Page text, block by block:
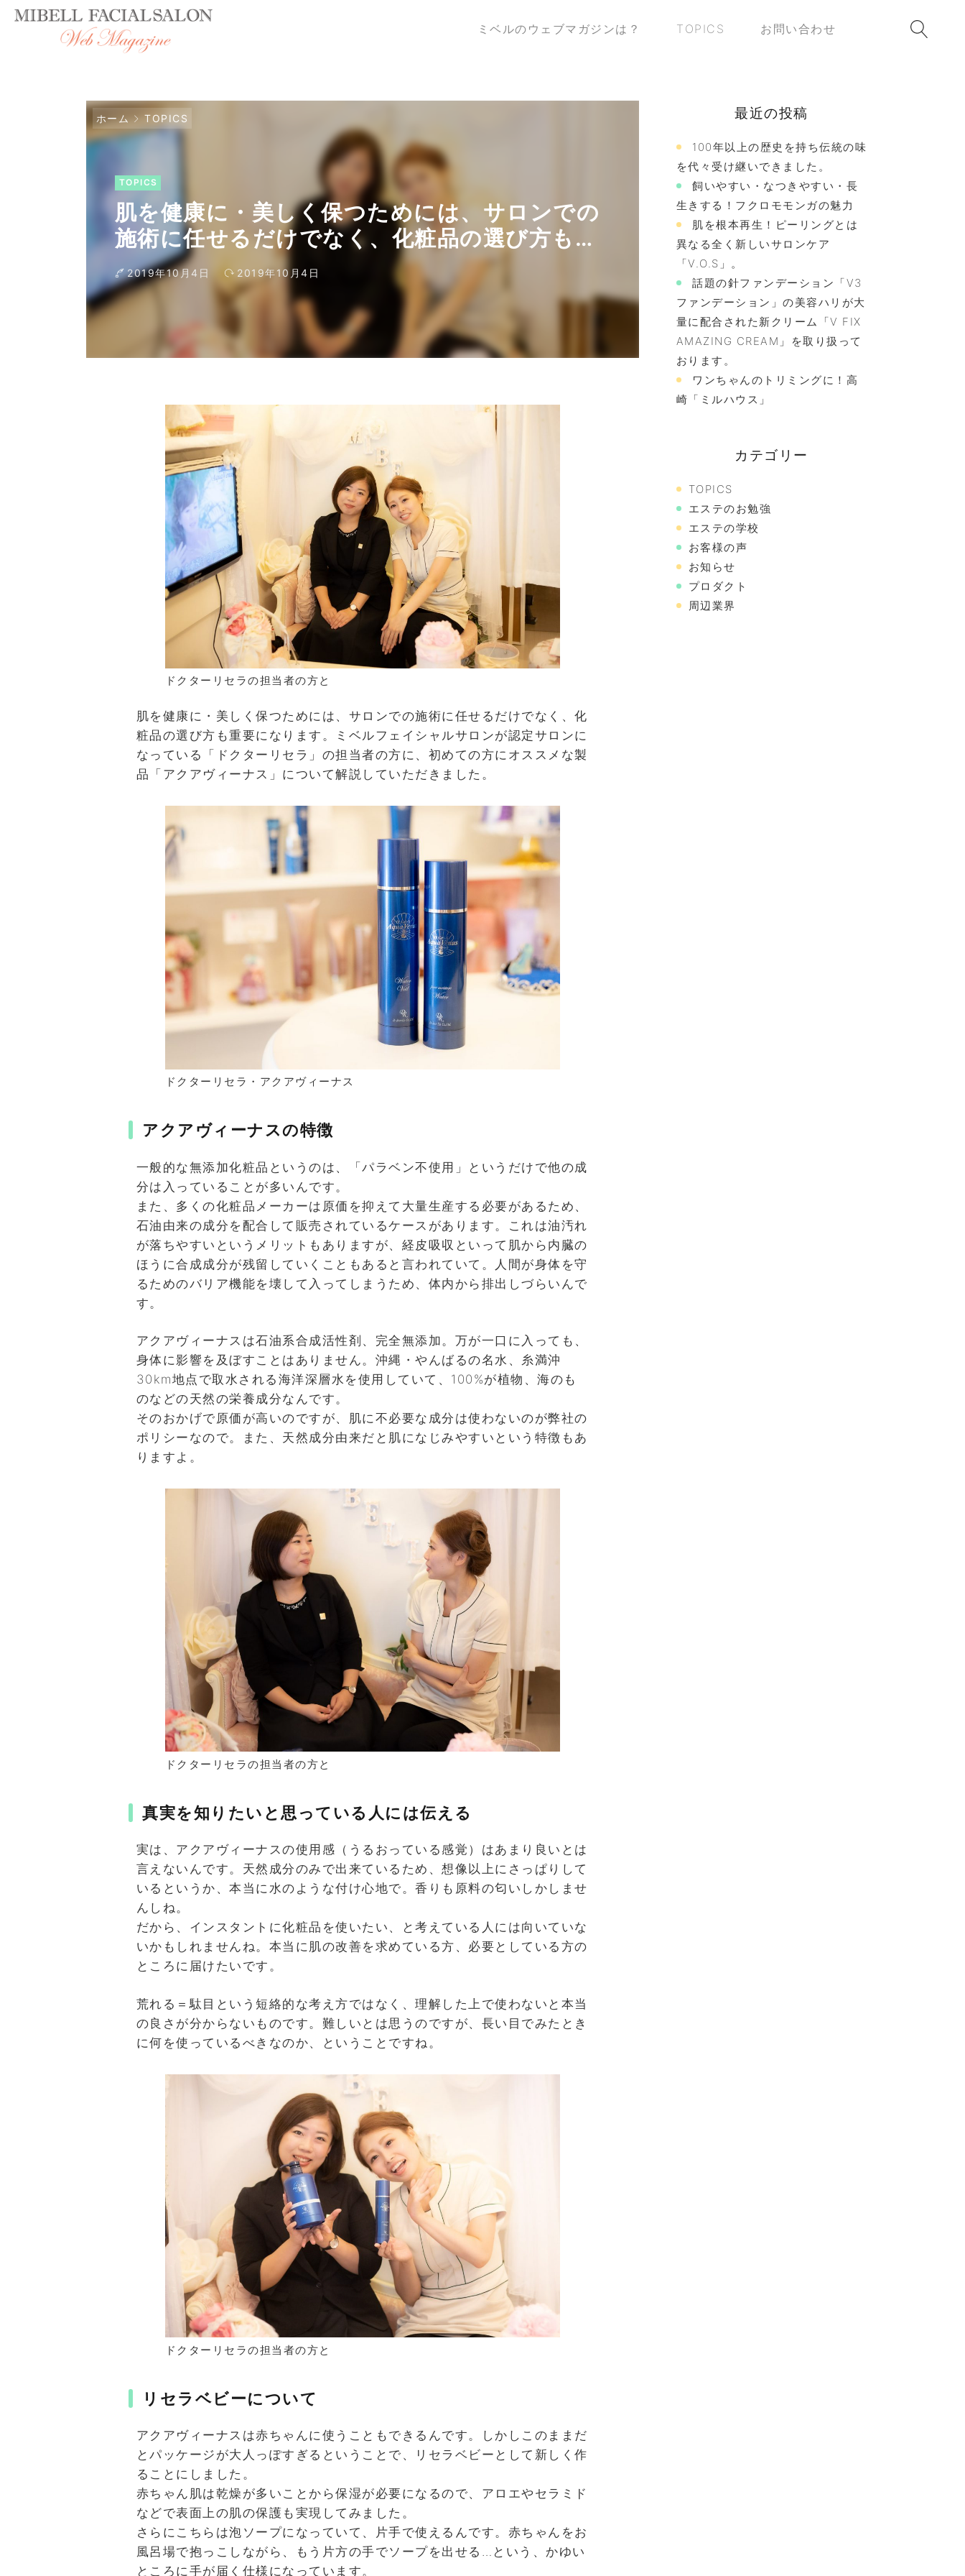
ミベルのウェブマガジンは？ TOPICS お問い合わせ
ホーム TOPICS
TOPICS
肌を健康に・美しく保つためには、サロンでの
施術に任せるだけでなく、化粧品の選び方も重
要になります。ミベルフェイシャルサロンが認
定サロンになっている「ドクターリセラ」の担
当者の方に、初めての方にオススメな製品「ア
クアヴィーナス」について解説していただきま
2019年10月4日 2019年10月4日
ドクターリセラの担当者の方と
肌を健康に・美しく保つためには、サロンでの施術に任せるだけでなく、化
粧品の選び方も重要になります。ミベルフェイシャルサロンが認定サロンに
なっている「ドクターリセラ」の担当者の方に、初めての方にオススメな製
品「アクアヴィーナス」について解説していただきました。
ドクターリセラ・アクアヴィーナス
アクアヴィーナスの特徴
一般的な無添加化粧品というのは、「パラベン不使用」というだけで他の成
分は入っていることが多いんです。
また、多くの化粧品メーカーは原価を抑えて大量生産する必要があるため、
石油由来の成分を配合して販売されているケースがあります。これは油汚れ
が落ちやすいというメリットもありますが、経皮吸収といって肌から内臓の
ほうに合成成分が残留していくこともあると言われていて。人間が身体を守
るためのバリア機能を壊して入ってしまうため、体内から排出しづらいんで
す。
アクアヴィーナスは石油系合成活性剤、完全無添加。万が一口に入っても、
身体に影響を及ぼすことはありません。沖縄・やんばるの名水、糸満沖
30km地点で取水される海洋深層水を使用していて、100%が植物、海のも
のなどの天然の栄養成分なんです。
そのおかげで原価が高いのですが、肌に不必要な成分は使わないのが弊社の
ポリシーなので。また、天然成分由来だと肌になじみやすいという特徴もあ
りますよ。
ドクターリセラの担当者の方と
真実を知りたいと思っている人には伝える
実は、アクアヴィーナスの使用感（うるおっている感覚）はあまり良いとは
言えないんです。天然成分のみで出来ているため、想像以上にさっぱりして
いるというか、本当に水のような付け心地で。香りも原料の匂いしかしませ
んしね。
だから、インスタントに化粧品を使いたい、と考えている人には向いていな
いかもしれませんね。本当に肌の改善を求めている方、必要としている方の
ところに届けたいです。
荒れる＝駄目という短絡的な考え方ではなく、理解した上で使わないと本当
の良さが分からないものです。難しいとは思うのですが、長い目でみたとき
に何を使っているべきなのか、ということですね。
ドクターリセラの担当者の方と
リセラベビーについて
アクアヴィーナスは赤ちゃんに使うこともできるんです。しかしこのままだ
とパッケージが大人っぽすぎるということで、リセラベビーとして新しく作
ることにしました。
赤ちゃん肌は乾燥が多いことから保湿が必要になるので、アロエやセラミド
などで表面上の肌の保護も実現してみました。
さらにこちらは泡ソープになっていて、片手で使えるんです。赤ちゃんをお
風呂場で抱っこしながら、もう片方の手でソープを出せる…という、かゆい
ところに手が届く仕様になっています。
最近の投稿
100年以上の歴史を持ち伝統の味
を代々受け継いできました。
飼いやすい・なつきやすい・長
生きする！フクロモモンガの魅力
肌を根本再生！ピーリングとは
異なる全く新しいサロンケア
「V.O.S」。
話題の針ファンデーション「V3
ファンデーション」の美容ハリが大
量に配合された新クリーム「V FIX
AMAZING CREAM」を取り扱って
おります。
ワンちゃんのトリミングに！高
崎「ミルハウス」
カテゴリー
TOPICS
エステのお勉強
エステの学校
お客様の声
お知らせ
プロダクト
周辺業界